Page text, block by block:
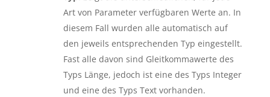
Art von Parameter verfügbaren Werte an. In
diesem Fall wurden alle automatisch auf
den jeweils entsprechenden Typ eingestellt.
Fast alle davon sind Gleitkommawerte des
Typs Länge, jedoch ist eine des Typs Integer
und eine des Typs Text vorhanden.